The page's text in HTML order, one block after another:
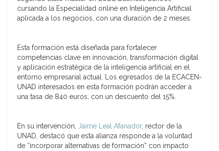
cursando la Especialidad online en Inteligencia Artificial
aplicada a los negocios, con una duración de 2 meses.
Esta formación está diseñada para fortalecer
competencias clave en innovación, transformación digital
y aplicación estratégica de la inteligencia artificial en el
entorno empresarial actual. Los egresados de la ECACEN-
UNAD interesados en esta formación podrán acceder a
una tasa de 840 euros, con un descuento del 15%.
En su intervención, Jaime Leal Afanador, rector de la
UNAD, destacó que esta alianza responde a la voluntad
de “incorporar alternativas de formación” con impacto